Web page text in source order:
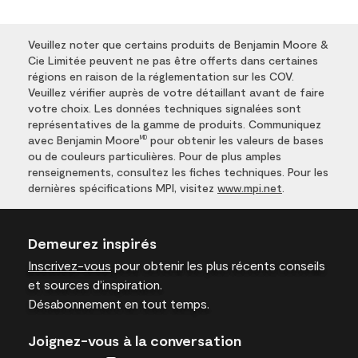
Veuillez noter que certains produits de Benjamin Moore &
Cie Limitée peuvent ne pas être offerts dans certaines
régions en raison de la réglementation sur les COV.
Veuillez vérifier auprès de votre détaillant avant de faire
votre choix. Les données techniques signalées sont
représentatives de la gamme de produits. Communiquez
avec Benjamin Moore MD pour obtenir les valeurs de bases
ou de couleurs particulières. Pour de plus amples
renseignements, consultez les fiches techniques. Pour les
dernières spécifications MPI, visitez www.mpi.net
Demeurez inspirés
Inscrivez-vous pour obtenir les plus récents conseils
et sources d’inspiration.
Désabonnement en tout temps.
Joignez-vous à la conversation